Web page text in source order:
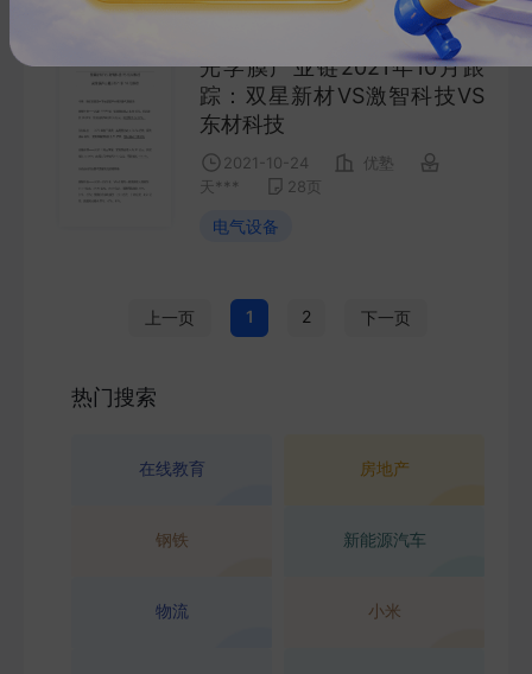
光学膜产业链2021年10月跟
踪：双星新材VS激智科技VS
东材科技
2021-10-24
优塾
天***
28 页
电气设备
上一页 1 2 下一页
热门搜索
在线教育 房地产
钢铁 新能源汽车
物流 小米